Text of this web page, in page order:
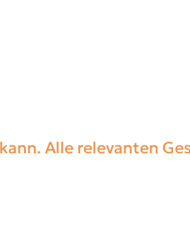
Alle relevanten